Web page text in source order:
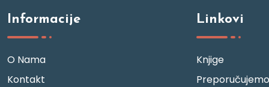
Informacije
O Nama
Kontakt
Linkovi
Knjige
Preporučujemo